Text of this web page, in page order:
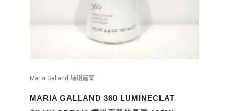
Maria Galland 瑪琍嘉蘭
MARIA GALLAND 360 LUMINECLAT